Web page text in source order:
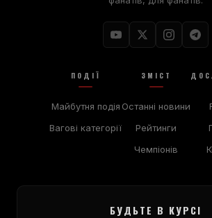
ПОДІЇ
Майбутня подія
Вагові категорії
ЗМІСТ
Останні новини
Рейтинги
Чемпіонів
БУДЬТЕ В КУРСІ